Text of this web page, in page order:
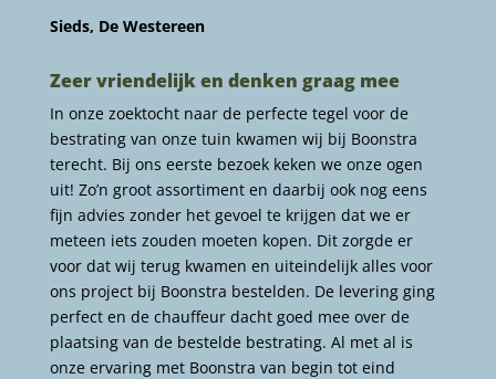
Sieds, De Westereen
Zeer vriendelijk en denken graag mee
In onze zoektocht naar de perfecte tegel voor de
bestrating van onze tuin kwamen wij bij Boonstra
terecht. Bij ons eerste bezoek keken we onze ogen
uit! Zo’n groot assortiment en daarbij ook nog eens
fijn advies zonder het gevoel te krijgen dat we er
meteen iets zouden moeten kopen. Dit zorgde er
voor dat wij terug kwamen en uiteindelijk alles voor
ons project bij Boonstra bestelden. De levering ging
perfect en de chauffeur dacht goed mee over de
plaatsing van de bestelde bestrating. Al met al is
onze ervaring met Boonstra van begin tot eind